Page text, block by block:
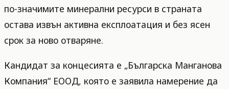
по-значимите минерални ресурси в страната
остава извън активна експлоатация и без ясен
срок за ново отваряне.
Кандидат за концесията е „Българска Манганова
Компания“ ЕООД, която е заявила намерение да